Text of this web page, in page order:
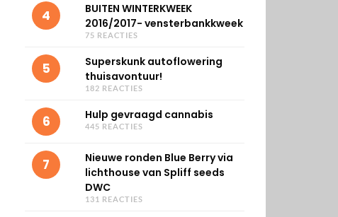
4
BUITEN WINTERKWEEK
2016/2017- vensterbankkweek
75 REACTIES
5
Superskunk autoflowering
thuisavontuur!
182 REACTIES
6 Hulp gevraagd cannabis
445 REACTIES
7
Nieuwe ronden Blue Berry via
lichthouse van Spliff seeds
DWC
131 REACTIES